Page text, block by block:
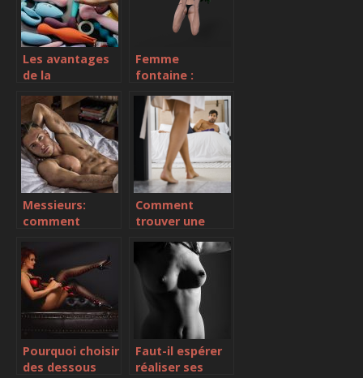
Les avantages
de la
pour vous
mesdames
Femme
fontaine :
l’ejaculation
Messieurs:
comment
bonne
masturbation?
Comment
trouver une
Suisse ?
Pourquoi choisir
des dessous
Faut-il espérer
réaliser ses